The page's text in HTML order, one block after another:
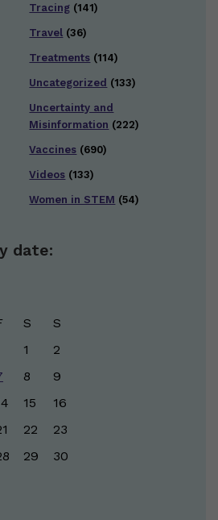
Tracing (141)
Travel (36)
Treatments (114)
Uncategorized (133)
Uncertainty and
Misinformation (222)
Vaccines (690)
Videos (133)
Women in STEM (54)
date:
S
S
1
2
8
9
15
16
22
23
29
30